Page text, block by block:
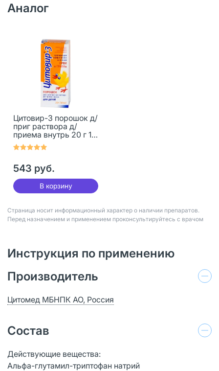
Аналог
Цитовир-3 порошок д/
приг раствора д/
приема внутрь 20 г 1
шт
543 руб.
В корзину
Страница носит информационный характер о наличии препаратов.
Перед назначением и применением проконсультируйтесь с врачом
Инструкция по применению
Производитель
Цитомед МБНПК АО, Россия
Состав
Действующие вещества:
Альфа-глутамил-триптофан натрий